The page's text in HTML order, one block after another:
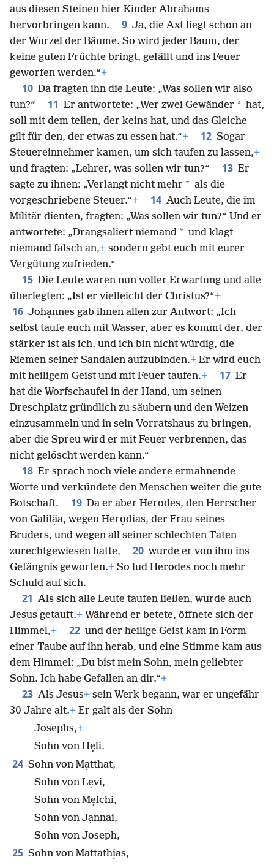
aus diesen Steinen hier Kinder Abrahams
hervorbringen kann.
9 Ja, die Axt liegt schon an
der Wurzel der Bäume. So wird jeder Baum, der
keine guten Früchte bringt, gefällt und ins Feuer
geworfen werden.“+
10 Da fragten ihn die Leute: „Was sollen wir also
tun?“
11 Er antwortete: „Wer zwei Gewänder * hat,
soll mit dem teilen, der keins hat, und das Gleiche
gilt für den, der etwas zu essen hat.“+ 12 Sogar
Steuereinnehmer kamen, um sich taufen zu lassen,+
und fragten: „Lehrer, was sollen wir tun?“
13 Er
sagte zu ihnen: „Verlangt nicht mehr * als die
vorgeschriebene Steuer.“+ 14 Auch Leute, die im
Militär dienten, fragten: „Was sollen wir tun?“ Und er
antwortete: „Drangsaliert niemand * und klagt
niemand falsch an,+ sondern gebt euch mit eurer
Vergütung zufrieden.“
15 Die Leute waren nun voller Erwartung und alle
überlegten: „Ist er vielleicht der Christus?“+
16 Johạnnes gab ihnen allen zur Antwort: „Ich
selbst taufe euch mit Wasser, aber es kommt der, der
stärker ist als ich, und ich bin nicht würdig, die
Riemen seiner Sandalen aufzubinden.+ Er wird euch
mit heiligem Geist und mit Feuer taufen.+ 17 Er
hat die Worfschaufel in der Hand, um seinen
Dreschplatz gründlich zu säubern und den Weizen
einzusammeln und in sein Vorratshaus zu bringen,
aber die Spreu wird er mit Feuer verbrennen, das
nicht gelöscht werden kann.“
18 Er sprach noch viele andere ermahnende
Worte und verkündete den Menschen weiter die gute
Botschaft.
19 Da er aber Herodes, den Herrscher
von Galilạ̈a, wegen Herọdias, der Frau seines
Bruders, und wegen all seiner schlechten Taten
zurechtgewiesen hatte,
20 wurde er von ihm ins
Gefängnis geworfen.+ So lud Herodes noch mehr
Schuld auf sich.
21 Als sich alle Leute taufen ließen, wurde auch
Jesus getauft.+ Während er betete, öffnete sich der
Himmel,+ 22 und der heilige Geist kam in Form
einer Taube auf ihn herab, und eine Stimme kam aus
dem Himmel: „Du bist mein Sohn, mein geliebter
Sohn. Ich habe Gefallen an dir.“+
23 Als Jesus+ sein Werk begann, war er ungefähr
30 Jahre alt.+ Er galt als der Sohn
Josephs,+
Sohn von Hẹli,
24 Sohn von Mạtthat,
Sohn von Lẹvi,
Sohn von Mẹlchi,
Sohn von Jạnnai,
Sohn von Joseph,
25 Sohn von Mattathịas,